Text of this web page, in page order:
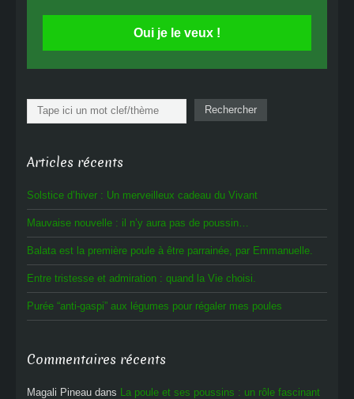
Oui je le veux !
Rechercher Rechercher
Articles récents
Solstice d’hiver : Un merveilleux cadeau du Vivant
Mauvaise nouvelle : il n’y aura pas de poussin…
Balata est la première poule à être parrainée, par Emmanuelle.
Entre tristesse et admiration : quand la Vie choisi.
Purée “anti-gaspi” aux légumes pour régaler mes poules
Commentaires récents
Magali Pineau dans La poule et ses poussins : un rôle fascinant